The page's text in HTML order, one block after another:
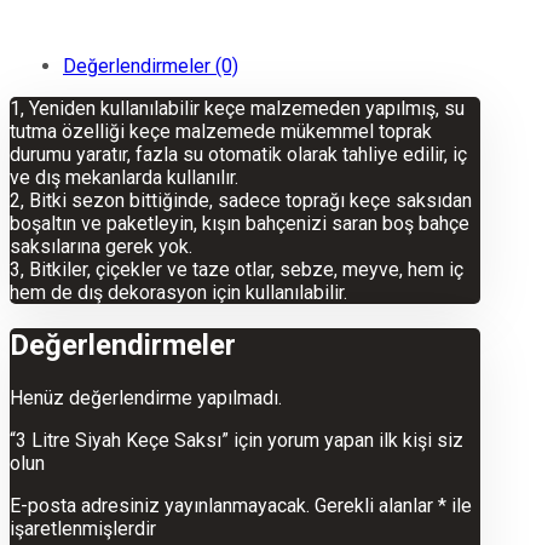
Değerlendirmeler (0)
1, Yeniden kullanılabilir keçe malzemeden yapılmış, su
tutma özelliği keçe malzemede mükemmel toprak
durumu yaratır, fazla su otomatik olarak tahliye edilir, iç
ve dış mekanlarda kullanılır.
2, Bitki sezon bittiğinde, sadece toprağı keçe saksıdan
boşaltın ve paketleyin, kışın bahçenizi saran boş bahçe
saksılarına gerek yok.
3, Bitkiler, çiçekler ve taze otlar, sebze, meyve, hem iç
hem de dış dekorasyon için kullanılabilir.
Değerlendirmeler
Henüz değerlendirme yapılmadı.
“3 Litre Siyah Keçe Saksı” için yorum yapan ilk kişi siz
olun
E-posta adresiniz yayınlanmayacak. Gerekli alanlar * ile
işaretlenmişlerdir